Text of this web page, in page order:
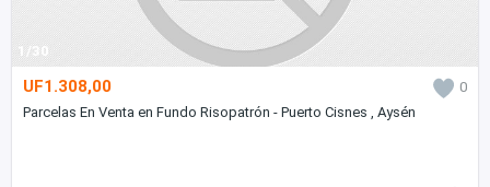
1/30
UF1.308,00
0
Parcelas En Venta en Fundo Risopatrón - Puerto Cisnes , Aysén